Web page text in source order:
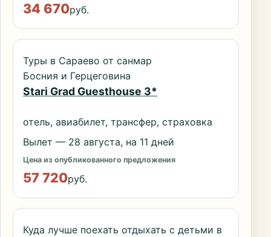
34 670руб.
Туры в Сараево от санмар
Босния и Герцеговина
Stari Grad Guesthouse 3*
отель, авиабилет, трансфер, страховка
Вылет — 28 августа, на 11 дней
Цена из опубликованного предложения
57 720руб.
Куда лучше поехать отдыхать с детьми в